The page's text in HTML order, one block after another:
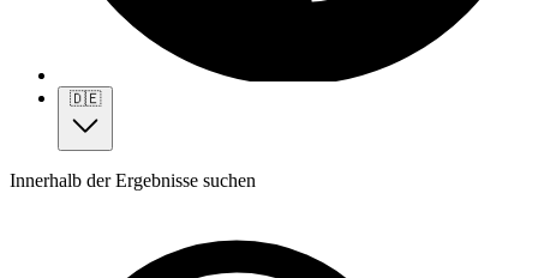
🇩🇪
Innerhalb der Ergebnisse suchen